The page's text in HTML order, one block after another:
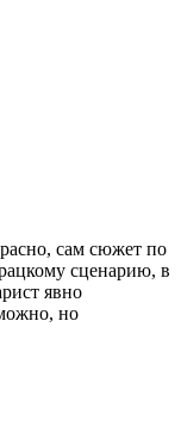
сам сюжет по
сценарию, в
явно
но